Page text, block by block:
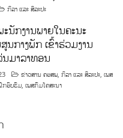
ກິລາ ແລະ ສິລະປະ
ະນັກງານພາຍໃນຄະນະ
ນກາງພັກ ເຂົ້າຮ່ວມງານ
ມາລາທອນ
ຂ່າວສານ ຄອສພ ,ກິລາ ແລະ ສິລະປະ ,ເພສ
ກອົບຮົມ ,ເພສກົມໂຄສະນາ